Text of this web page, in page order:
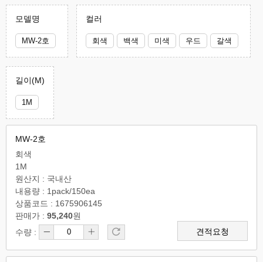
모델명
MW-2호
컬러
회색 백색 미색 우드 갈색
길이(M)
1M
MW-2호
회색
1M
원산지 : 국내산
내용량 : 1pack/150ea
상품코드 : 1675906145
판매가 : 95,240원
수량 :
견적요청